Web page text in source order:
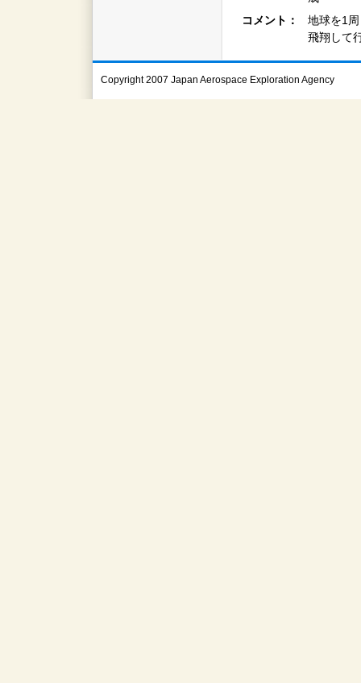
コメント：
地球を1
飛翔して
Copyright 2007 Japan Aerospace Exploration Agency